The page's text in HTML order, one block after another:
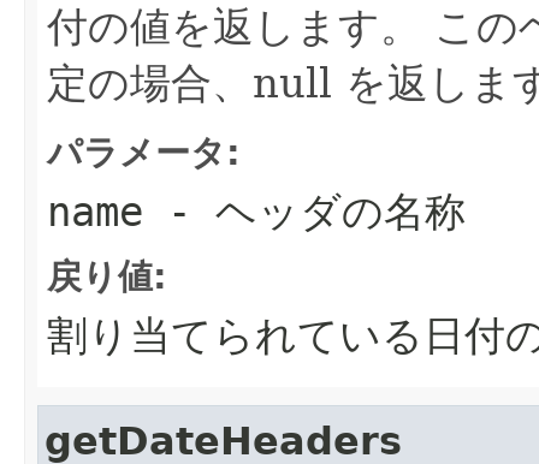
付の値を返します。 この
定の場合、null を返しま
パラメータ:
name - ヘッダの名称
戻り値:
割り当てられている日付
getDateHeaders